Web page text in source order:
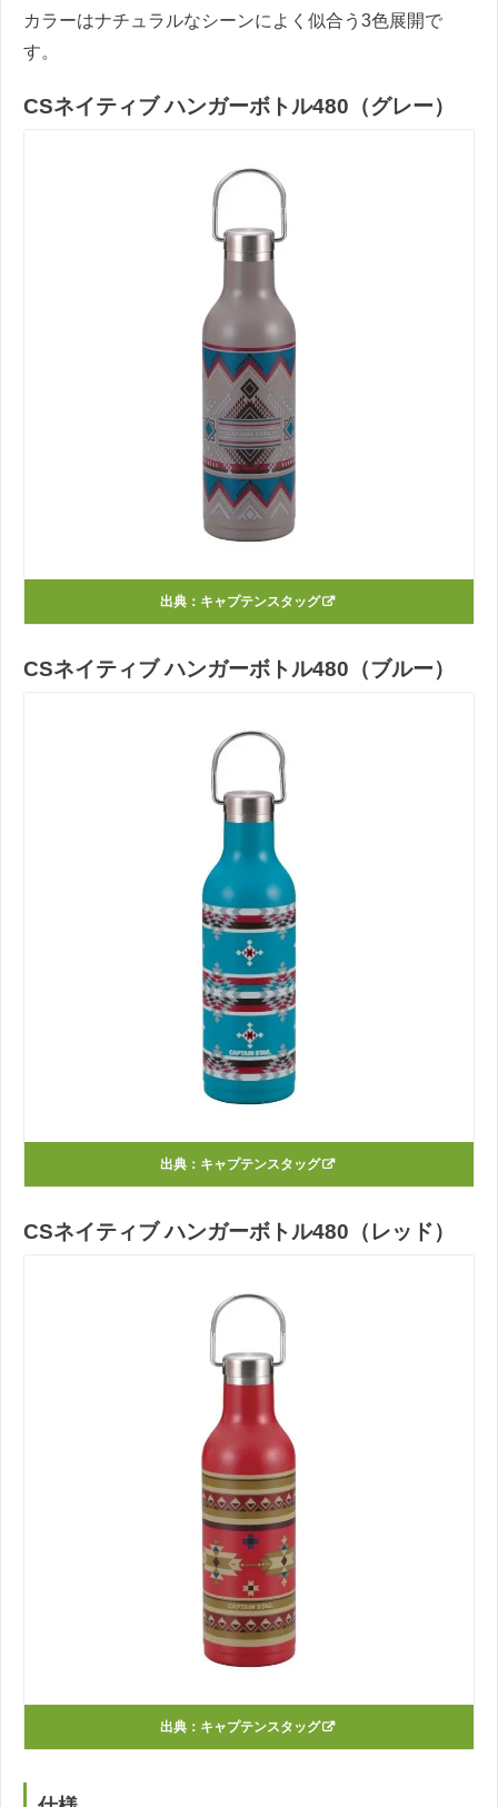
カラーはナチュラルなシーンによく似合う3色展開で
す。
CSネイティブ ハンガーボトル480（グレー）
出典： キャプテンスタッグ
CSネイティブ ハンガーボトル480（ブルー）
出典： キャプテンスタッグ
CSネイティブ ハンガーボトル480（レッド）
出典： キャプテンスタッグ